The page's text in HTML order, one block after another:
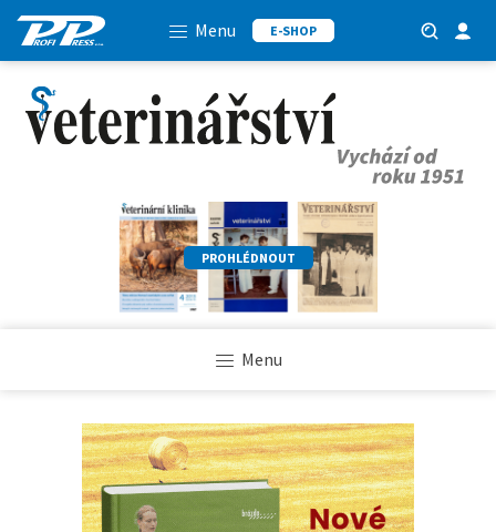
Menu E-SHOP
PROHLÉDNOUT
Menu